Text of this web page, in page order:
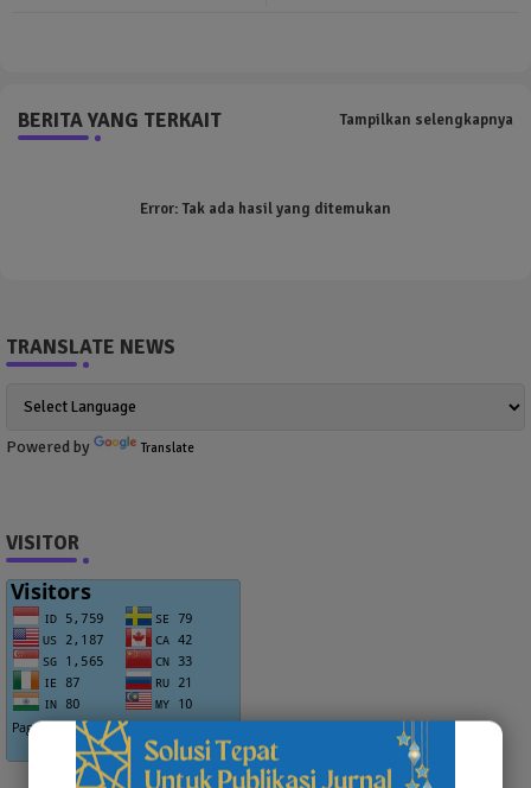
BERITA YANG TERKAIT Tampilkan selengkapnya
Error:Tak ada hasil yang ditemukan
TRANSLATE NEWS
Powered by Translate
VISITOR